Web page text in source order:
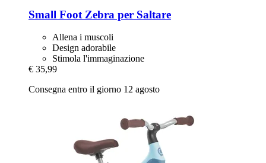
Small Foot Zebra per Saltare
Allena i muscoli
Design adorabile
Stimola l'immaginazione
€ 35,99
Consegna entro il giorno 12 agosto